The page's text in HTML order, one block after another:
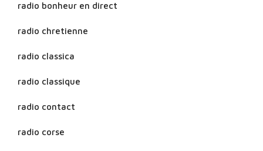
radio bonheur en direct
radio chretienne
radio classica
radio classique
radio contact
radio corse